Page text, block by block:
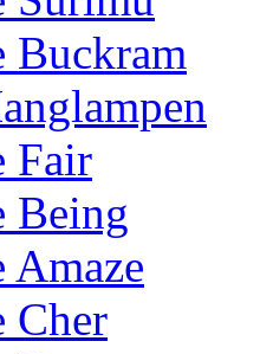
Buckram
Fair
Being
Amaze
Cher